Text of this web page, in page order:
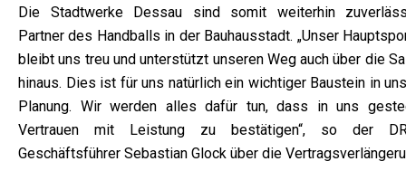
Die Stadtwerke Dessau sind somit weiterhin
Partner des Handballs in der Bauhausstadt. „Unser
bleibt uns treu und unterstützt unseren Weg auch über die
hinaus. Dies ist für uns natürlich ein wichtiger Baustein in
Planung. Wir werden alles dafür tun, dass in uns
Vertrauen mit Leistung zu bestätigen“, so der
Geschäftsführer Sebastian Glock über die